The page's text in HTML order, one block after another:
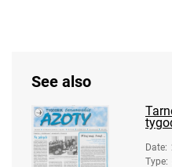
Azotowych im.
Tarnowie. 1988
Tarnowskie Azoty :
Azotowych im.
See also
Date:
Type: